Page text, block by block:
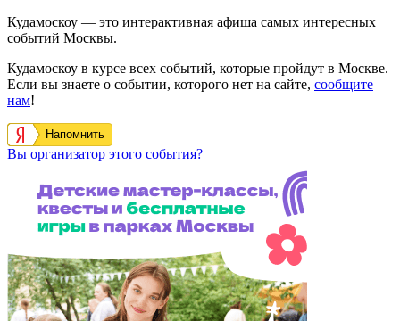
Кудамоскоу — это интерактивная афиша самых интересных
событий Москвы.
Кудамоскоу в курсе всех событий, которые пройдут в Москве.
Если вы знаете о событии, которого нет на сайте, сообщите
нам!
Напомнить
Вы организатор этого события?